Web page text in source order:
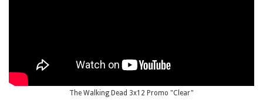
The Walking Dead 3x12 Promo "Clear"